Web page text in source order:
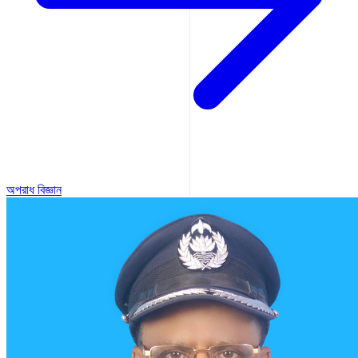
অপরাধ বিজ্ঞান